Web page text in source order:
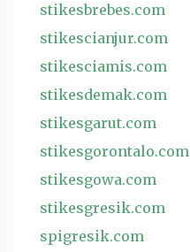
stikesbrebes.com
stikescianjur.com
stikesciamis.com
stikesdemak.com
stikesgarut.com
stikesgorontalo.com
stikesgowa.com
stikesgresik.com
spigresik.com